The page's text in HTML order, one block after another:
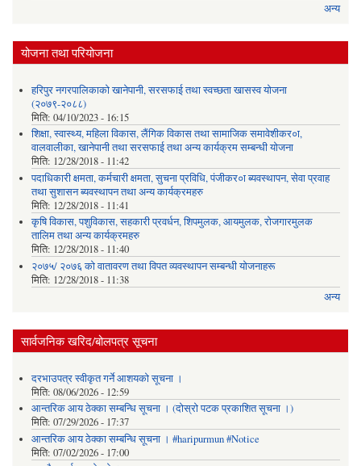
अन्य
योजना तथा परियोजना
हरिपुर नगरपालिकाको खानेपानी, सरसफाई तथा स्वच्छता खासस्व योजना
(२०७९-२०८८)
मिति: 04/10/2023 - 16:15
शिक्षा, स्वास्थ्य, महिला विकास, लैंगिक विकास तथा सामाजिक समावेशीकर०ा,
वालवालीका, खानेपानी तथा सरसफाई तथा अन्य कार्यक्रम सम्बन्धी योजना
मिति: 12/28/2018 - 11:42
पदाधिकारी क्षमता, कर्मचारी क्षमता, सुचना प्रविधि, पंजीकर०ा ब्यवस्थापन, सेवा प्रवाह
तथा सुशासन ब्यवस्थापन तथा अन्य कार्यक्रमहरु
मिति: 12/28/2018 - 11:41
कृषि विकास, पशुविकास, सहकारी प्रवर्धन, शिपमुलक, आयमुलक, रोजगारमुलक
तालिम तथा अन्य कार्यक्रमहरु
मिति: 12/28/2018 - 11:40
२०७५/ २०७६ को वातावरण तथा विपत व्यवस्थापन सम्बन्धी योजनाहरू
मिति: 12/28/2018 - 11:38
अन्य
सार्वजनिक खरिद/बोलपत्र सूचना
दरभाउपत्र स्वीकृत गर्ने आशयको सूचना ।
मिति: 08/06/2026 - 12:59
आन्तरिक आय ठेक्का सम्बन्धि सूचना । (दोस्रो पटक प्रकाशित सूचना ।)
मिति: 07/29/2026 - 17:37
आन्तरिक आय ठेक्का सम्बन्धि सूचना । #haripurmun #Notice
मिति: 07/02/2026 - 17:00